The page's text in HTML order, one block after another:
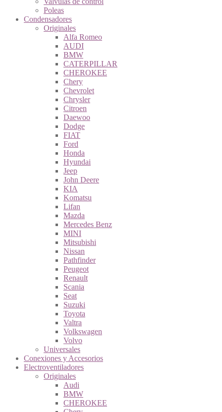
Poleas
Condensadores
Originales
Alfa Romeo
AUDI
BMW
CATERPILLAR
CHEROKEE
Chery
Chevrolet
Chrysler
Citroen
Daewoo
Dodge
FIAT
Ford
Honda
Hyundai
Jeep
John Deere
KIA
Komatsu
Lifan
Mazda
Mercedes Benz
MINI
Mitsubishi
Nissan
Pathfinder
Peugeot
Renault
Scania
Seat
Suzuki
Toyota
Valtra
Volkswagen
Volvo
Universales
Conexiones y Accesorios
Electroventiladores
Originales
Audi
BMW
CHEROKEE